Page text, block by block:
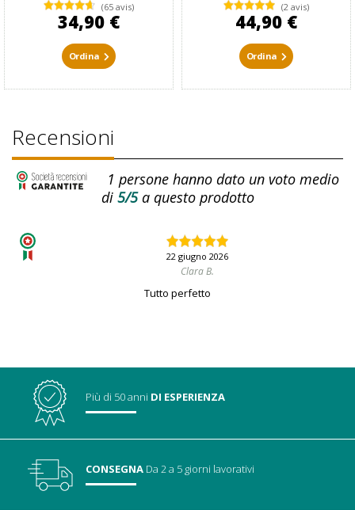
(65 avis)
34,90 €
Ordina
(2 avis)
44,90 €
Ordina
Recensioni
1 persone hanno dato un voto medio
di5/5a questo prodotto
22 giugno 2026
Clara B.
Tutto perfetto
Più di 50 anni DI ESPERIENZA
CONSEGNA Da 2 a 5 giorni lavorativi